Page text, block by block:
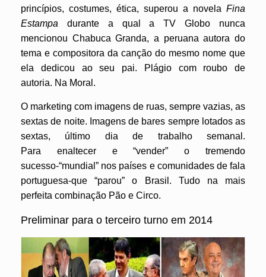
princípios, costumes, ética, superou a novela Fina
Estampa durante a qual a TV Globo nunca
mencionou Chabuca Granda, a peruana autora do
tema e compositora da canção do mesmo nome que
ela dedicou ao seu pai. Plágio com roubo de
autoria. Na Moral.
O marketing com imagens de ruas, sempre vazias, as
sextas de noite. Imagens de bares sempre lotados as
sextas, último dia de trabalho semanal.
Para enaltecer e “vender” o tremendo
sucesso-“mundial” nos países e comunidades de fala
portuguesa-que “parou” o Brasil. Tudo na mais
perfeita combinação Pão e Circo.
Preliminar para o terceiro turno em 2014